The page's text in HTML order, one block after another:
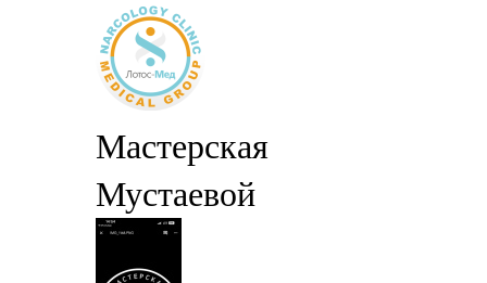
Мастерская
Мустаевой